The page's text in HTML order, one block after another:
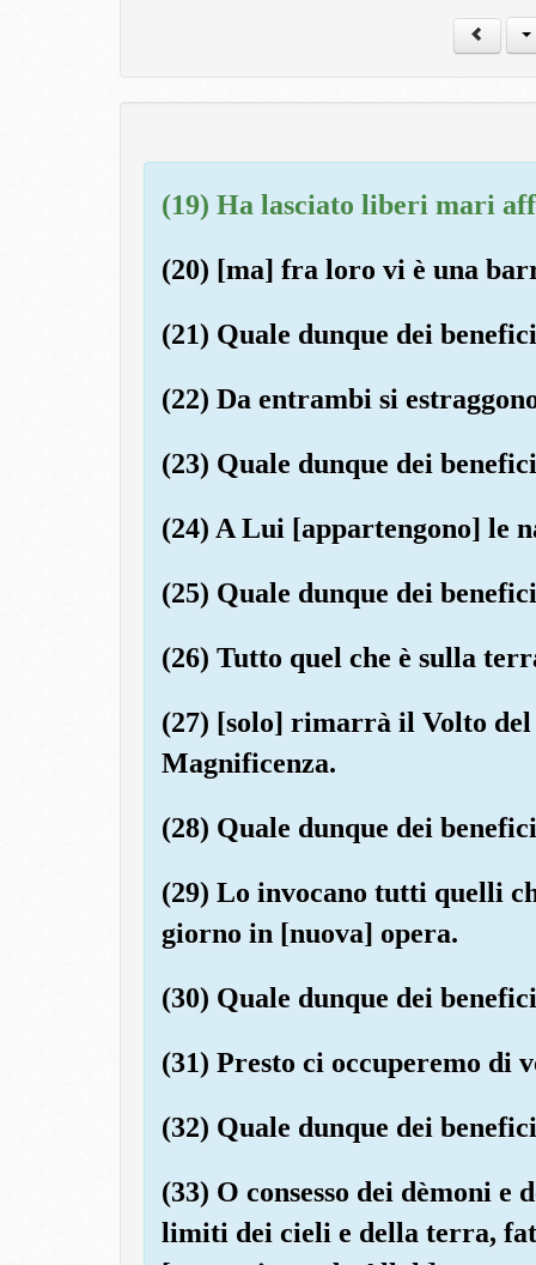
(19) Ha lasciato liberi mari
(20) [ma] fra loro vi è una
(21) Quale dunque dei
(22) Da entrambi si
(23) Quale dunque dei
(24) A Lui [appartengono] le
(25) Quale dunque dei
(26) Tutto quel che è sulla
(27) [solo] rimarrà il Volto
Magnificenza.
(28) Quale dunque dei
(29) Lo invocano tutti quelli
giorno in [nuova] opera.
(30) Quale dunque dei
(31) Presto ci occuperemo di
(32) Quale dunque dei
(33) O consesso dei dèmoni
limiti dei cieli e della terra,